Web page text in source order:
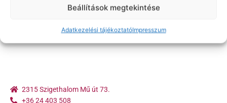
Beállítások megtekintése
Adatkezelési tájékoztatóImpresszum
2315 Szigethalom Mű út 73.
+36 24 403 508